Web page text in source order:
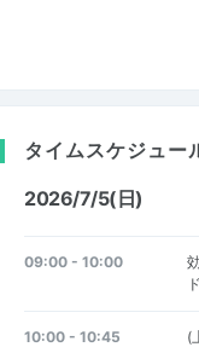
タイムスケジュー
2026/7/5(日)
09:00 - 10:00
10:00 - 10:45
(